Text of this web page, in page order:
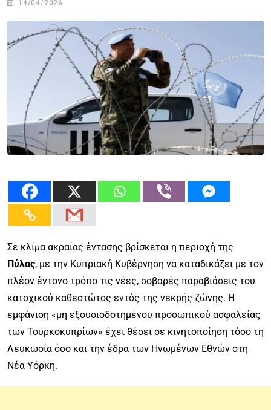
14/04/2026
Σε κλίμα ακραίας έντασης βρίσκεται η περιοχή της
Πύλας, με την Κυπριακή Κυβέρνηση να καταδικάζει με τον
πλέον έντονο τρόπο τις νέες, σοβαρές παραβιάσεις του
κατοχικού καθεστώτος εντός της νεκρής ζώνης. Η
εμφάνιση «μη εξουσιοδοτημένου προσωπικού ασφαλείας
των Τουρκοκυπρίων» έχει θέσει σε κινητοποίηση τόσο τη
Λευκωσία όσο και την έδρα των Ηνωμένων Εθνών στη
Νέα Υόρκη.